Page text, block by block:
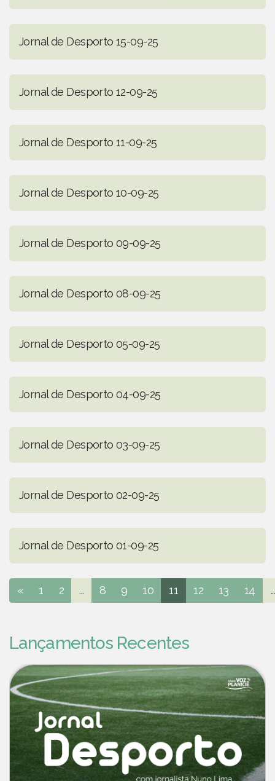
Jornal de Desporto 15-09-25
Jornal de Desporto 12-09-25
Jornal de Desporto 11-09-25
Jornal de Desporto 10-09-25
Jornal de Desporto 09-09-25
Jornal de Desporto 08-09-25
Jornal de Desporto 05-09-25
Jornal de Desporto 04-09-25
Jornal de Desporto 03-09-25
Jornal de Desporto 02-09-25
Jornal de Desporto 01-09-25
« 1 2 ... 8 9 10 11 12 13 14 ...
Lançamentos Recentes